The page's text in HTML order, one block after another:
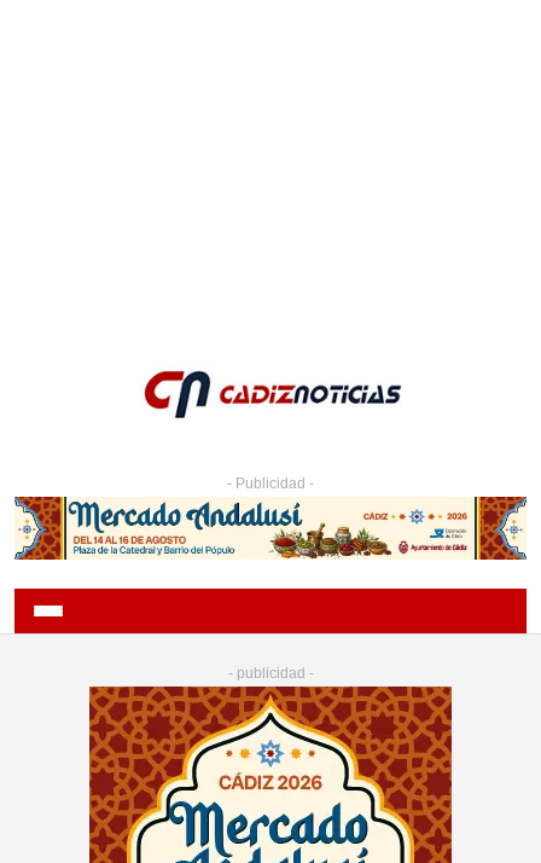
- Publicidad -
- publicidad -